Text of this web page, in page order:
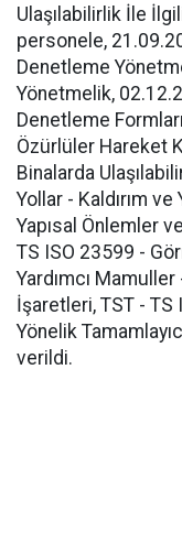
Ulaşılabilirlik İle
personele,
Denetleme
Yönetmelik,
Denetleme
Özürlüler Hareket
Binalarda
Yollar - Kaldırım
Yapısal Önlemler
TS ISO 23599 -
Yardımcı
İşaretleri, TST - TS
Yönelik
verildi.